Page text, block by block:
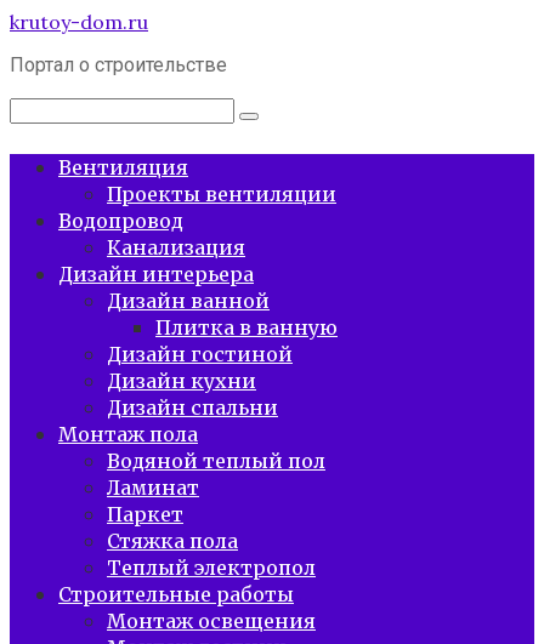
Перейти
контенту
krutoy-dom.ru
Портал о строительстве
Поиск:
Вентиляция
Проекты вентиляции
Водопровод
Канализация
Дизайн интерьера
Дизайн ванной
Плитка в ванную
Дизайн гостиной
Дизайн кухни
Дизайн спальни
Монтаж пола
Водяной теплый пол
Ламинат
Паркет
Стяжка пола
Теплый электропол
Строительные работы
Монтаж освещения